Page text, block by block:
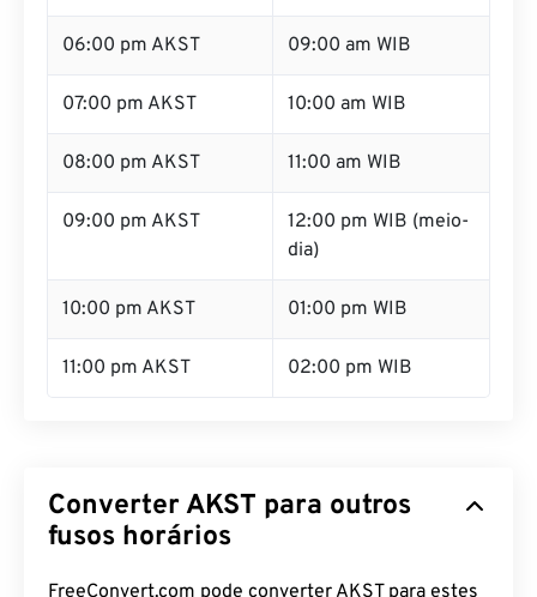
06:00 pm AKST 09:00 am WIB
07:00 pm AKST 10:00 am WIB
08:00 pm AKST 11:00 am WIB
09:00 pm AKST
12:00 pm WIB (meio-
dia)
10:00 pm AKST 01:00 pm WIB
11:00 pm AKST 02:00 pm WIB
Converter AKST para outros
fusos horários
FreeConvert.com pode converter AKST para estes